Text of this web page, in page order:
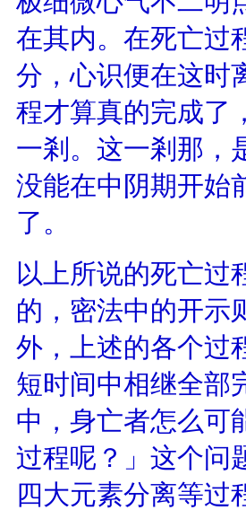
在其内。在死亡过
分，心识便在这时
程才算真的完成了
一剎。这一剎那，
没能在中阴期开始
了。
以上所说的死亡过
的，密法中的开示
外，上述的各个过
短时间中相继全部
中，身亡者怎么可
过程呢？」这个问
四大元素分离等过